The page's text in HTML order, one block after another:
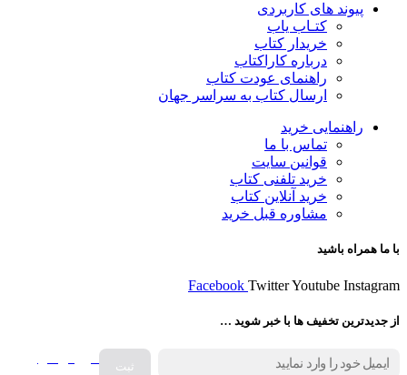
پیوند های کاربردی
کتـاب یاب
خریدار کتاب
درباره کاراکتاب
راهنمای عودت کتاب
ارسال کتاب به سراسر جهان
راهنمایی خرید
تماس با ما
قوانین سایت
خرید تلفنی کتاب
خرید آنلاین کتاب
مشاوره قبل خرید
با ما همراه باشید
Facebook TwitterYoutube Instagram
از جدیدترین تخفیف ها با خبر شوید …
فروش انواع